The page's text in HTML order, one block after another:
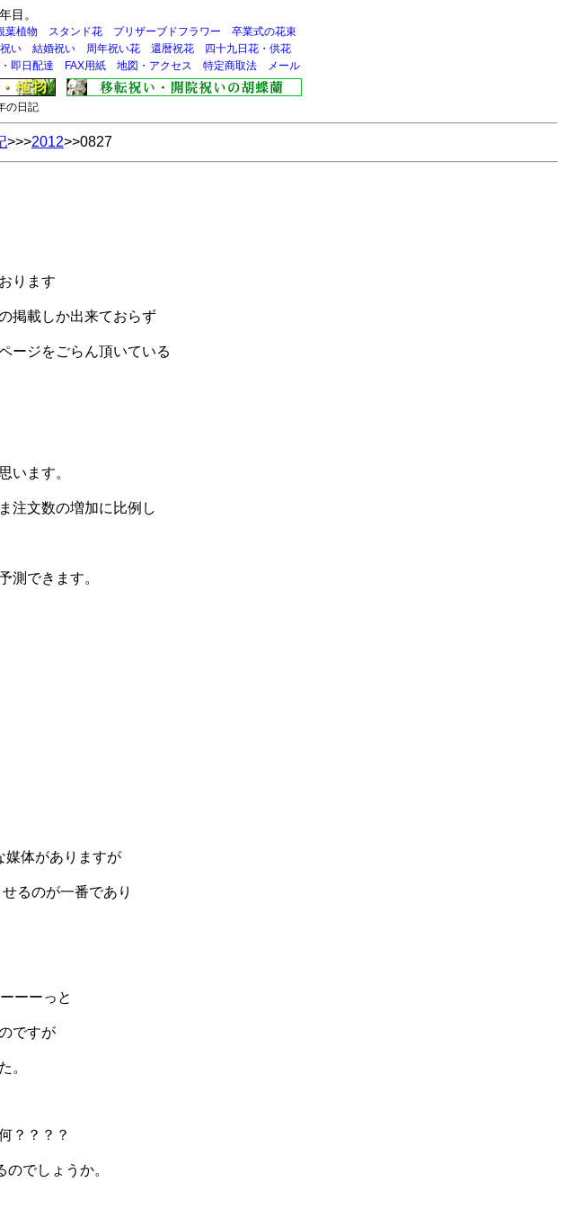
目。
葉植物 スタンド花 プリザーブドフラワー
卒業式の花束
い 結婚祝い 周年祝い花 還暦祝花
四十九日花・供花
即日配達 FAX用紙 地図・アクセス 特定商取法 メール
の日記
>>>2012>>0827
ります
掲載しか出来ておらず
ージをごらん頂いている
います。
注文数の増加に比例し
測できます。
媒体がありますが
るのが一番であり
ーーっと
ですが
。
？？？？
でしょうか。